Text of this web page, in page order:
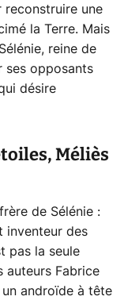
reconstruire une
la Terre. Mais
reine de
ses opposants
désire
Méliès
de Sélénie :
inventeur des
pas la seule
auteurs Fabrice
androïde à tête